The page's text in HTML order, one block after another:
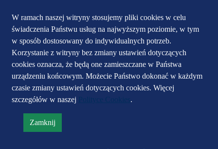
W ramach naszej witryny stosujemy pliki cookies w celu
świadczenia Państwu usług na najwyższym poziomie, w tym
w sposób dostosowany do indywidualnych potrzeb.
Korzystanie z witryny bez zmiany ustawień dotyczących
cookies oznacza, że będą one zamieszczane w Państwa
urządzeniu końcowym. Możecie Państwo dokonać w każdym
czasie zmiany ustawień dotyczących cookies. Więcej
szczegółów w naszej
.
Zamknij
informację
Przejdź do głównego
menu
Przejdź do treści
Przejdź do mapy
serwisu